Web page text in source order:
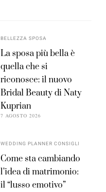
BELLEZZA SPOSA
La sposa più bella è
quella che si
riconosce: il nuovo
Bridal Beauty di Naty
Kuprian
7 AGOSTO 2026
WEDDING PLANNER CONSIGLI
Come sta cambiando
l’idea di matrimonio:
il “lusso emotivo”